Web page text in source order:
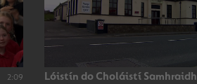
2:09 Lóistín do Choláistí Samhraidh